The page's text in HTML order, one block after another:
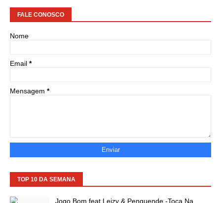
FALE CONOSCO
Nome
Email *
Mensagem *
TOP 10 DA SEMANA
Jogo Bom feat Leizy & Penguende -Toca Na